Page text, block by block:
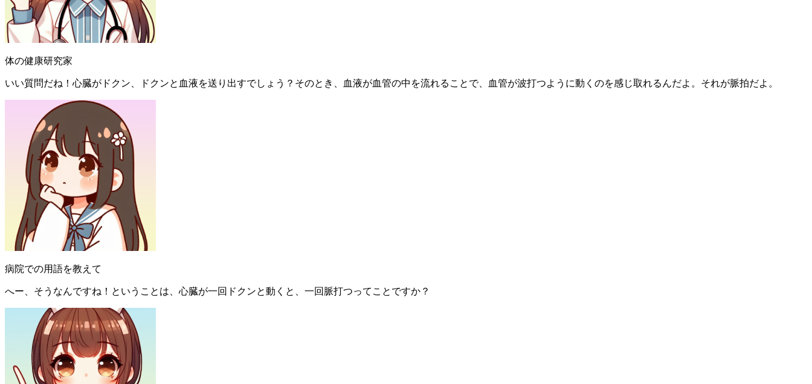
体の健康研究家
いい質問だね！心臓がドクン、ドクンと血液を送り出すでしょう？そのとき、血液が血管の中を流れることで、血管が波打つように動くのを感じ取れるんだよ。それが脈拍だよ。
病院での用語を教えて
へー、そうなんですね！ということは、心臓が一回ドクンと動くと、一回脈打つってことですか？